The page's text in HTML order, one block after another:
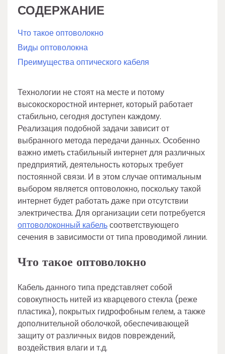
СОДЕРЖАНИЕ
Что такое оптоволокно
Виды оптоволокна
Преимущества оптического кабеля
Технологии не стоят на месте и потому
высокоскоростной интернет, который работает
стабильно, сегодня доступен каждому.
Реализация подобной задачи зависит от
выбранного метода передачи данных. Особенно
важно иметь стабильный интернет для различных
предприятий, деятельность которых требует
постоянной связи. И в этом случае оптимальным
выбором является оптоволокно, поскольку такой
интернет будет работать даже при отсутствии
электричества. Для организации сети потребуется
оптоволоконный кабельсоответствующего
сечения в зависимости от типа проводимой линии.
Что такое оптоволокно
Кабель данного типа представляет собой
совокупность нитей из кварцевого стекла (реже
пластика), покрытых гидрофобным гелем, а также
дополнительной оболочкой, обеспечивающей
защиту от различных видов повреждений,
воздействия влаги и т.д.